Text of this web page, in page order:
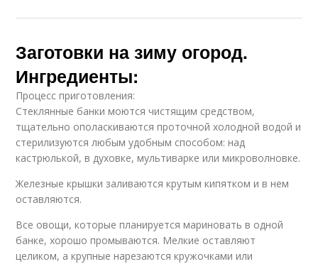
Заготовки на зиму огород.
Ингредиенты:
Процесс приготовления:
Стеклянные банки моются чистящим средством,
тщательно ополаскиваются проточной холодной водой и
стерилизуются любым удобным способом: над
кастрюлькой, в духовке, мультиварке или микроволновке.
Железные крышки заливаются крутым кипятком и в нем
оставляются.
Все овощи, которые планируется мариновать в одной
банке, хорошо промываются. Мелкие оставляют
целиком, а крупные нарезаются кружочками или